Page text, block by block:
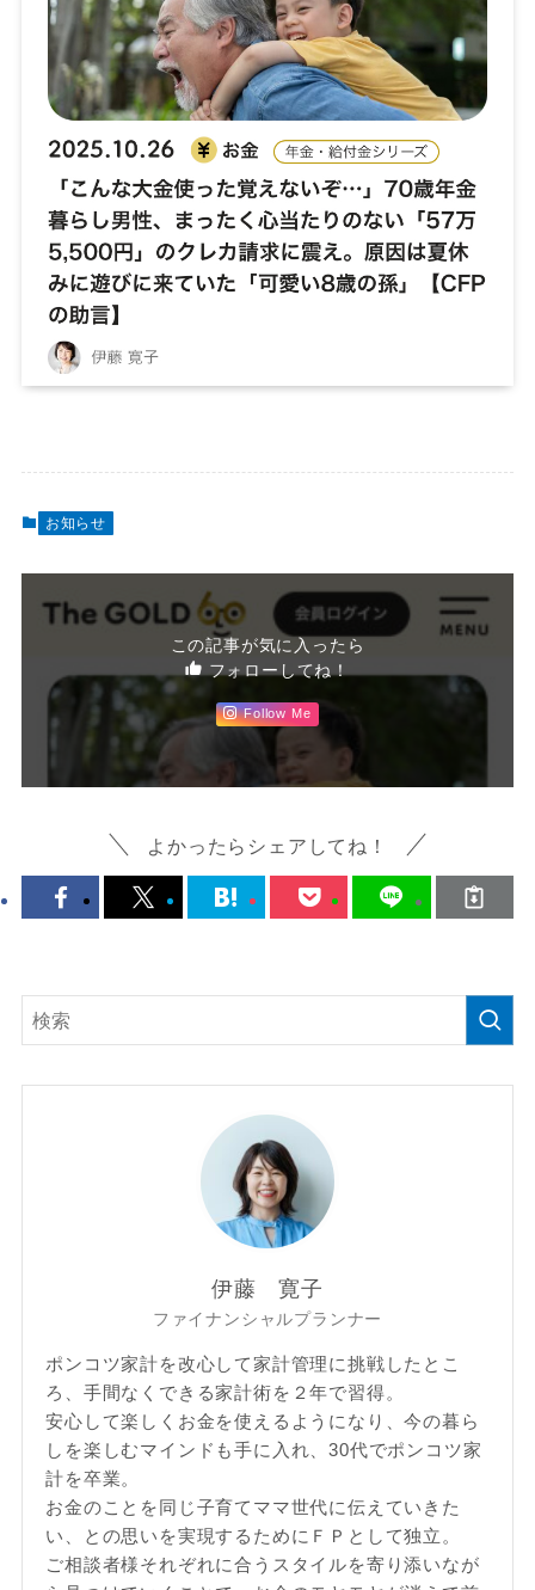
お知らせ
この記事が気に入ったら
フォローしてね！
Follow Me
よかったらシェアしてね！
伊藤 寛子
ファイナンシャルプランナー
ポンコツ家計を改心して家計管理に挑戦したとこ
ろ、手間なくできる家計術を２年で習得。
安心して楽しくお金を使えるようになり、今の暮ら
しを楽しむマインドも手に入れ、30代でポンコツ家
計を卒業。
お金のことを同じ子育てママ世代に伝えていきた
い、との思いを実現するためにＦＰとして独立。
ご相談者様それぞれに合うスタイルを寄り添いなが